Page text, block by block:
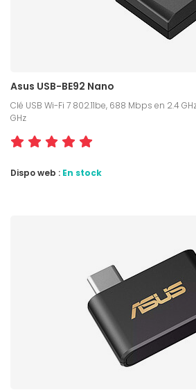
Asus USB-BE92 Nano
Clé USB Wi-Fi 7 802.11be, 688 Mbps en 2.4
GHz
Dispo web : En stock